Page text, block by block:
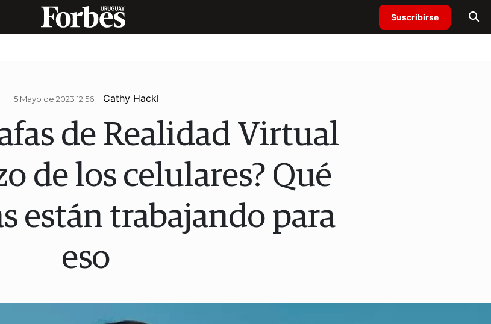
Suscribirse
5 Mayo de 2023 12.56 Cathy Hackl
de Realidad Virtual
de los celulares? Qué
están trabajando para
eso